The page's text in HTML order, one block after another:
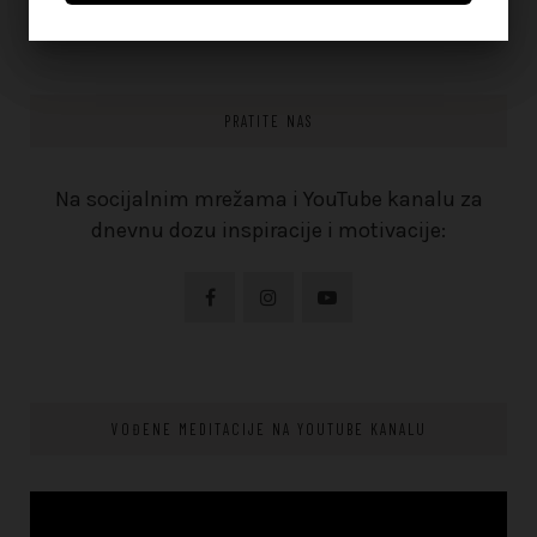
PRATITE NAS
Na socijalnim mrežama i YouTube kanalu za
dnevnu dozu inspiracije i motivacije:
VOĐENE MEDITACIJE NA YOUTUBE KANALU